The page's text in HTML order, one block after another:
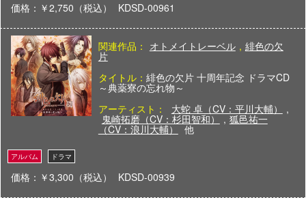
価格：￥2,750（税込） KDSD-00961
関連作品： オトメイトレーベル , 緋色の欠
片
タイトル： 緋色の欠片 十周年記念 ドラマCD
～典薬寮の忘れ物～
アーティスト：
大蛇 卓（CV：平川大輔） ,
鬼崎拓磨（CV：杉田智和） , 狐邑祐一
（CV：浪川大輔） 他
価格：￥3,300（税込） KDSD-00939